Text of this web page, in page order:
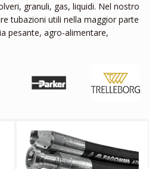
granuli, gas, liquidi. Nel nostro
tubazioni utili nella maggior parte
pesante, agro-alimentare,